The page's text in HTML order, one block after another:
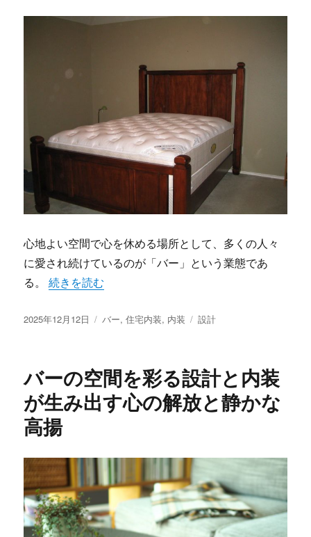
心地よい空間で心を休める場所として、多くの人々
に愛され続けているのが「バー」という業態であ
る。“バーが生み出す心地よさの秘密空間を彩る内装と
続きを読む
投
2025年12月12日
カ
ー
バー,住宅内装, 内装
タ
設計
バーの空間を彩る設計と内装
が生み出す心の解放と静かな
高揚